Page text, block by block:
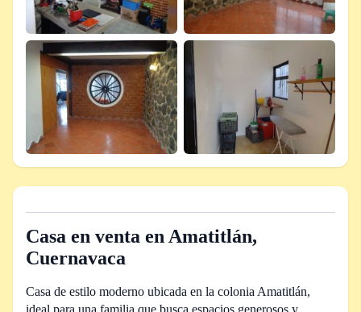
Casa en venta en Amatitlán,
Cuernavaca
Casa de estilo moderno ubicada en la colonia Amatitlán,
ideal para una familia que busca espacios generosos y